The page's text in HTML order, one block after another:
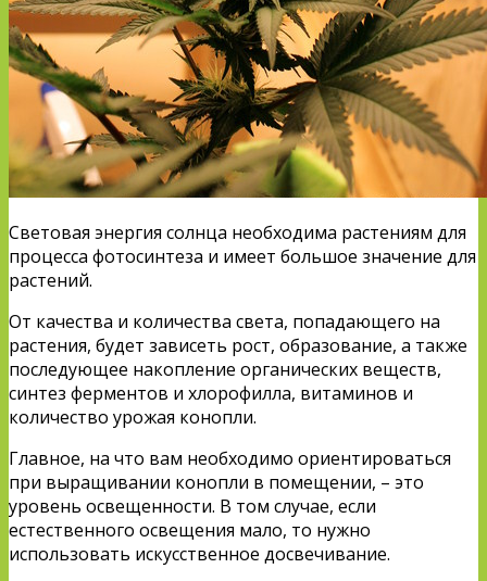
Световая энергия солнца необходима растениям для
процесса фотосинтеза и имеет большое значение для
растений.
От качества и количества света, попадающего на
растения, будет зависеть рост, образование, а также
последующее накопление органических веществ,
синтез ферментов и хлорофилла, витаминов и
количество урожая конопли.
Главное, на что вам необходимо ориентироваться
при выращивании конопли в помещении, – это
уровень освещенности. В том случае, если
естественного освещения мало, то нужно
использовать искусственное досвечивание.